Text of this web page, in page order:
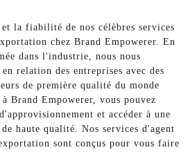
la fiabilité de nos célèbres services
chez Brand Empowerer. En
dans l'industrie, nous nous
relation des entreprises avec des
de première qualité du monde
Brand Empowerer, vous pouvez
et accéder à une
haute qualité. Nos services d'agent
sont conçus pour vous faire